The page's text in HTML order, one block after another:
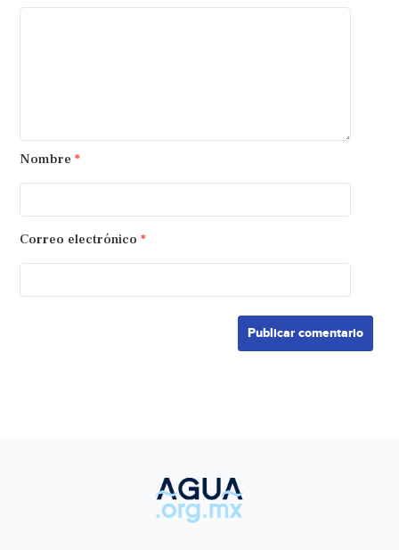
Nombre *
Correo electrónico *